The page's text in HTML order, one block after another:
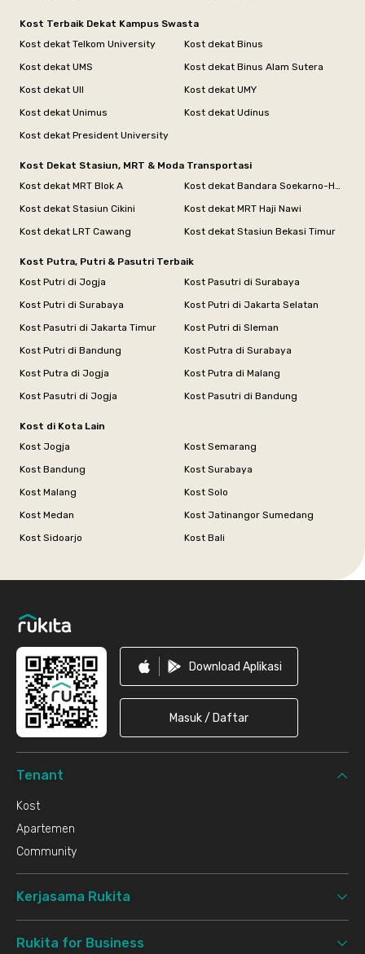
Kost Terbaik Dekat Kampus Swasta
Kost dekat Telkom University
Kost dekat Binus
Kost dekat UMS
Kost dekat Binus Alam Sutera
Kost dekat UII
Kost dekat UMY
Kost dekat Unimus
Kost dekat Udinus
Kost dekat President University
Kost Dekat Stasiun, MRT & Moda Transportasi
Kost dekat MRT Blok A
Kost dekat Bandara Soekarno-Hatta
Kost dekat Stasiun Cikini
Kost dekat MRT Haji Nawi
Kost dekat LRT Cawang
Kost dekat Stasiun Bekasi Timur
Kost Putra, Putri & Pasutri Terbaik
Kost Putri di Jogja
Kost Pasutri di Surabaya
Kost Putri di Surabaya
Kost Putri di Jakarta Selatan
Kost Pasutri di Jakarta Timur
Kost Putri di Sleman
Kost Putri di Bandung
Kost Putra di Surabaya
Kost Putra di Jogja
Kost Putra di Malang
Kost Pasutri di Jogja
Kost Pasutri di Bandung
Kost di Kota Lain
Kost Jogja
Kost Semarang
Kost Bandung
Kost Surabaya
Kost Malang
Kost Solo
Kost Medan
Kost Jatinangor Sumedang
Kost Sidoarjo
Kost Bali
Download Aplikasi
Masuk / Daftar
Tenant
Kost
Apartemen
Community
Kerjasama Rukita
Rukita for Business